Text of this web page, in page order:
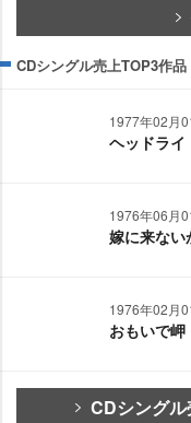
CDシングル売上TOP3作品
1977年02月
ヘッドライ
1976年06月
嫁に来ない
1976年02月
おもいで岬
CDシング